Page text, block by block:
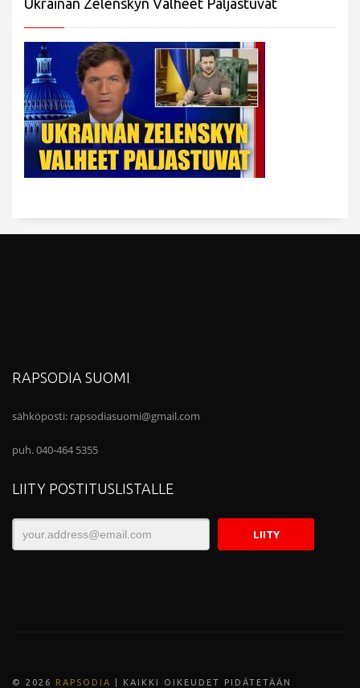
RAPSODIA SUOMI
sähköposti: rapsodiasuomi@gmail.com
puh. 040-464 5355
LIITY POSTITUSLISTALLE
© 202 6 RAPSODIA | KAIKKI OIKEUDET PIDÄTETÄÄN